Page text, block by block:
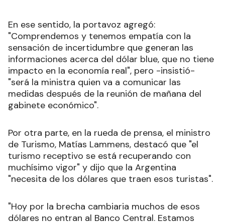
En ese sentido, la portavoz agregó:
"Comprendemos y tenemos empatía con la
sensación de incertidumbre que generan las
informaciones acerca del dólar blue, que no tiene
impacto en la economía real", pero -insistió-
"será la ministra quien va a comunicar las
medidas después de la reunión de mañana del
gabinete económico".
Por otra parte, en la rueda de prensa, el ministro
de Turismo, Matías Lammens, destacó que "el
turismo receptivo se está recuperando con
muchísimo vigor" y dijo que la Argentina
"necesita de los dólares que traen esos turistas".
"Hoy por la brecha cambiaria muchos de esos
dólares no entran al Banco Central. Estamos